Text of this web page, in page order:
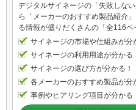
デジタルサイネージは、スタン
イプ、ネットワークタイプ、イ
ィブタイプの3種類に分類され
ドアロンタイプは、作成したコ
メモリーから直接コンテンツを
ットワークタイプはクラウド経
ディスプレイに配信可能です。
ティブタイプは、ユーザーとの
デジタルサイネージの「失敗しな
ら「メーカーのおすすめ製品紹介
る情報が盛りだくさんの「全116ペ
サイネージの市場や仕組みが分
サイネージの利用用途が分かる
サイネージの選び方が分かる！
各メーカーのおすすめ製品が分
事例やヒアリング項目が分かる